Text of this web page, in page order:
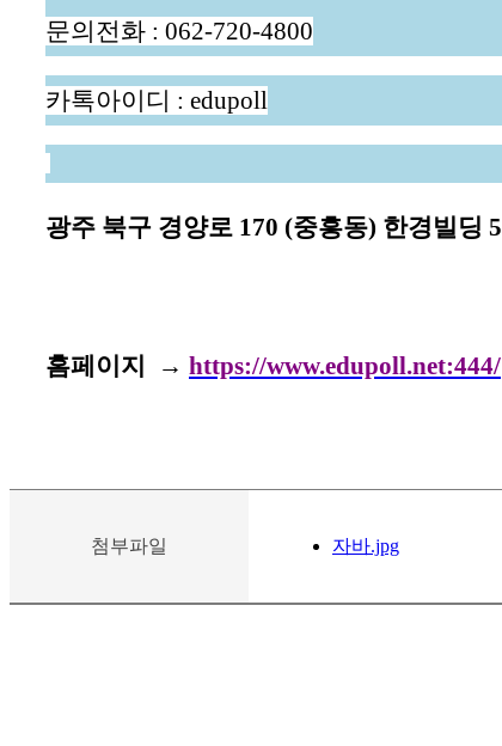
문의전화 : 062-720-4800
카톡아이디 : edupoll
광주 북구 경양로 170 (중흥동) 한경빌딩 5
홈페이지 → https://www.edupoll.net:444/
첨부파일 자바.jpg